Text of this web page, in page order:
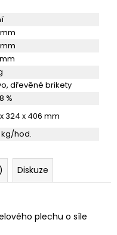
dřevěné brikety
%
324 x 406 mm
kg/hod.
Diskuze
plechu o síle